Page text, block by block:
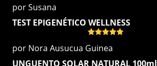
por Susana
TEST EPIGENÉTICO WELLNESS
con5de 5
por Nora Ausucua Guinea
UNGUENTO SOLAR NATURAL 100ml